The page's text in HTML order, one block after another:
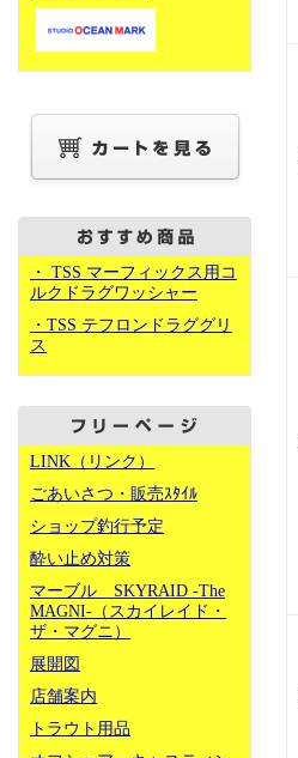
・ TSS マーフィックス用コ
ルクドラグワッシャー
・TSS テフロンドラググリ
ス
LINK（リンク）
ごあいさつ・販売ｽﾀｲﾙ
ショップ釣行予定
酔い止め対策
マーブル SKYRAID -The
MAGNI-（スカイレイド・
ザ・マグニ）
展開図
店舗案内
トラウト用品